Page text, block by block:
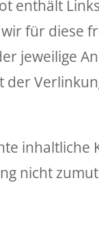
enthält
für diese
jeweilige
der
inhaltliche
nicht